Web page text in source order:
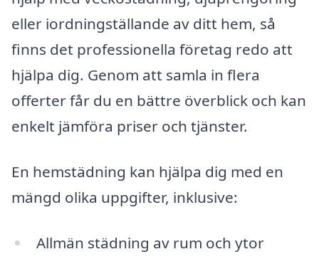
eller iordningställande av ditt hem, så
finns det professionella företag redo att
hjälpa dig. Genom att samla in flera
offerter får du en bättre överblick och kan
enkelt jämföra priser och tjänster.
En hemstädning kan hjälpa dig med en
mängd olika uppgifter, inklusive:
Allmän städning av rum och ytor